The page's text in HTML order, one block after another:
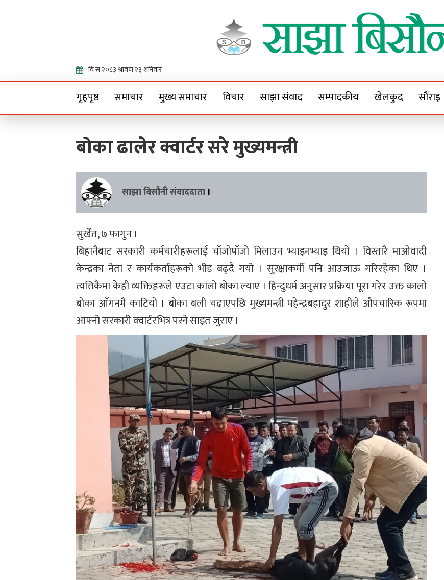
Sajha Bisaunee
गृहपृष्ठ समाचार मुख्य समाचार विचार साझा संवाद सम्पादकीय खेलकुद सौंराइ
बोका ढालेर क्वार्टर सरे मुख्यमन्त्री
साझा बिसौनी संवाददाता ।
सुर्खेत, ७ फागुन ।
बिहानैबाट सरकारी कर्मचारीहरूलाई चाँजोपाँजो मिलाउन भ्याइनभ्याइ थियो । विस्तारै माओवादी
केन्द्रका नेता र कार्यकर्ताहरूको भीड बढ्दै गयो । सुरक्षाकर्मी पनि आउजाऊ गरिरहेका थिए ।
त्यत्तिकैमा केही व्यक्तिहरूले एउटा कालो बोका ल्याए । हिन्दुधर्म अनुसार प्रक्रिया पूरा गरेर उक्त कालो
बोका आँगनमै काटियो । बोका बली चढाएपछि मुख्यमन्त्री महेन्द्रबहादुर शाहीले औपचारिक रूपमा
आफ्नो सरकारी क्वार्टरभित्र पस्ने साइत जुराए ।